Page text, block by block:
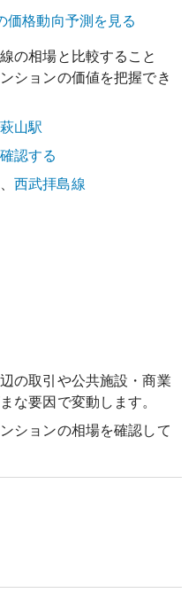
価格動向予測を見る
の相場と比較すること
ションの価値を把握でき
萩山駅
認する
西武拝島線
の取引や公共施設・商業
な要因で変動します。
ションの相場を確認して